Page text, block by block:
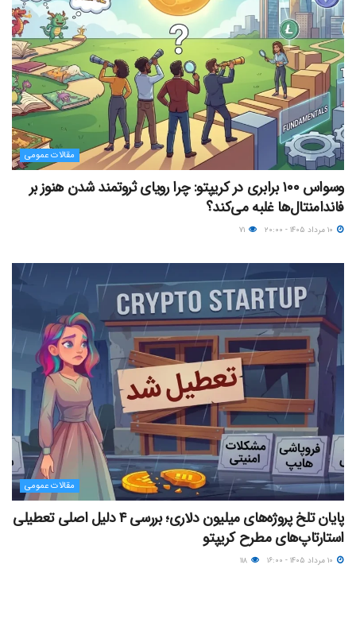
مقالات عمومی
وسواس ۱۰۰ برابری در کریپتو: چرا رویای ثروتمند شدن هنوز بر
فاندامنتال‌ها غلبه می‌کند؟
مقالات عمومی
پایان تلخ پروژه‌های میلیون دلاری؛ بررسی ۴ دلیل اصلی تعطیلی
استارتاپ‌های مطرح کریپتو